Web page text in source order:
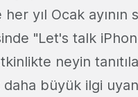
yıl Ocak
"Let's talk
neyin
büyük ilgi